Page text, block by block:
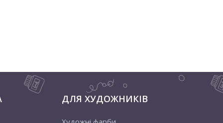
ДЛЯ ХУДОЖНИКІВ